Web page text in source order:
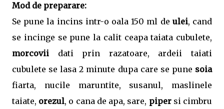
Mod de preparare:
Se pune la incins intr-o oala 150 ml de ulei, cand
se incinge se pune la calit ceapa taiata cubulete,
morcovii dati prin razatoare, ardeii taiati
cubulete se lasa 2 minute dupa care se pune soia
fiarta, nucile maruntite, susanul, maslinele
taiate, orezul, o cana de apa, sare, pipersi cimbru